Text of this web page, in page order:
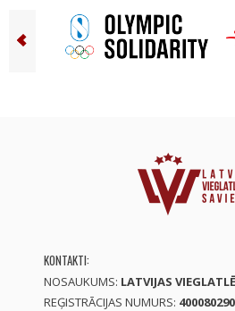
KONTAKTI:
NOSAUKUMS: LATVIJAS
REĢISTRĀCIJAS NUMURS: